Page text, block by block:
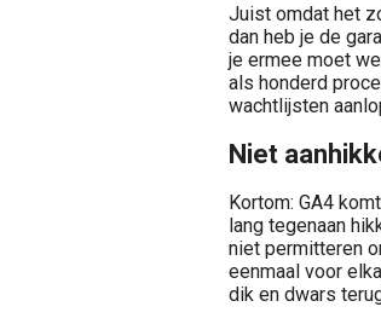
Juist omdat het
dan heb je de
je ermee moet
als honderd
wachtlijsten
Niet
Kortom: GA4
lang tegenaan
niet permitteren
eenmaal voor
dik en dwars